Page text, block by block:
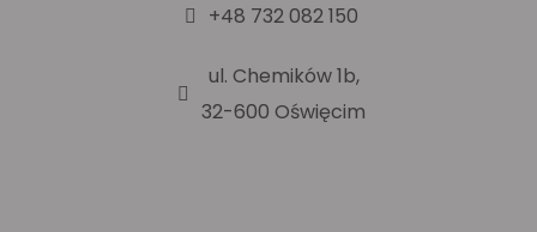
+48 732 082 150
ul. Chemików 1b,
32-600 Oświęcim